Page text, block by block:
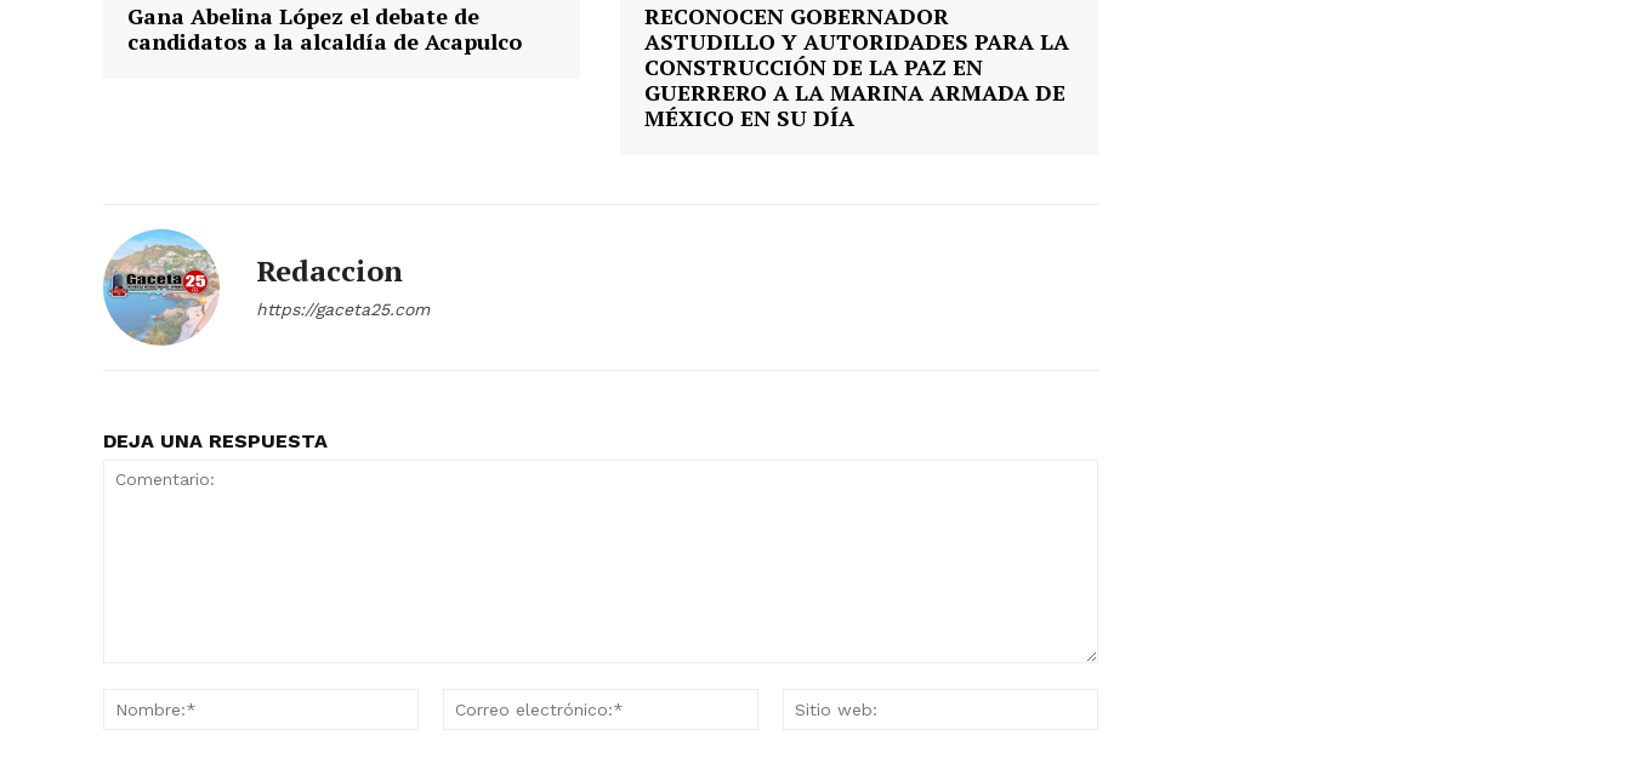
Gana Abelina López el debate de
candidatos a la alcaldía de Acapulco
RECONOCEN GOBERNADOR
ASTUDILLO Y AUTORIDADES PARA LA
CONSTRUCCIÓN DE LA PAZ EN
GUERRERO A LA MARINA ARMADA DE
MÉXICO EN SU DÍA
Redaccion
https://gaceta25.com
DEJA UNA RESPUESTA
Nombre:*
Correo